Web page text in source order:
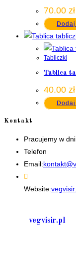
70.00 zł
Tabliczki
Tablica
40.00 zł
Kontakt
Pracujemy w
Telefon
Email:
Website:
vegvisir.pl